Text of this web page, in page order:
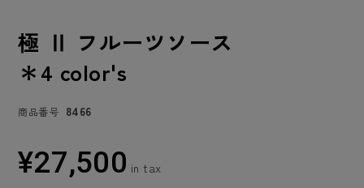
極 Ⅱ フルーツソース
＊4 color's
商品番号 8466
¥27,500